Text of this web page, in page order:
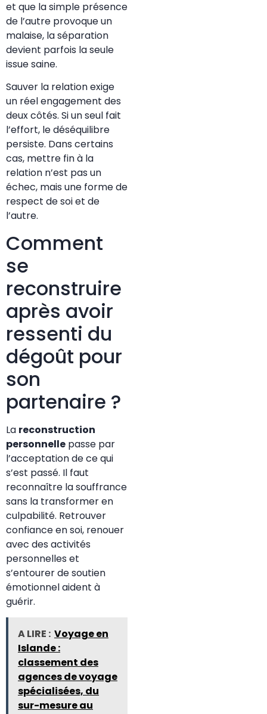
et que la simple présence
de l’autre provoque un
malaise, la séparation
devient parfois la seule
issue saine.
Sauver la relation exige
un réel engagement des
deux côtés. Si un seul fait
l’effort, le déséquilibre
persiste. Dans certains
cas, mettre fin à la
relation n’est pas un
échec, mais une forme de
respect de soi et de
l’autre.
Comment
se
reconstruire
après avoir
ressenti du
dégoût pour
son
partenaire ?
La reconstruction
personnelle passe par
l’acceptation de ce qui
s’est passé. Il faut
reconnaître la souffrance
sans la transformer en
culpabilité. Retrouver
confiance en soi, renouer
avec des activités
personnelles et
s’entourer de soutien
émotionnel aident à
guérir.
A LIRE : Voyage en
Islande :
classement des
agences de voyage
spécialisées, du
sur-mesure au